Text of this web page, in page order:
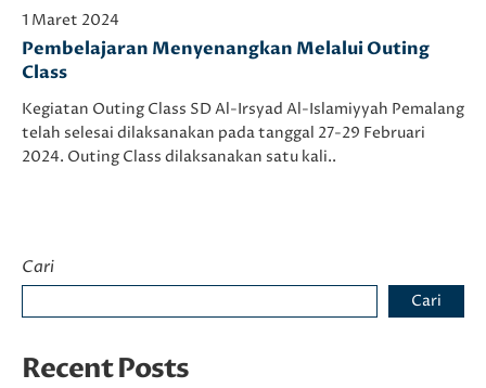
1 Maret 2024
Pembelajaran Menyenangkan Melalui Outing
Class
Kegiatan Outing Class SD Al-Irsyad Al-Islamiyyah Pemalang
telah selesai dilaksanakan pada tanggal 27-29 Februari
2024. Outing Class dilaksanakan satu kali..
Cari
Cari
Recent Posts